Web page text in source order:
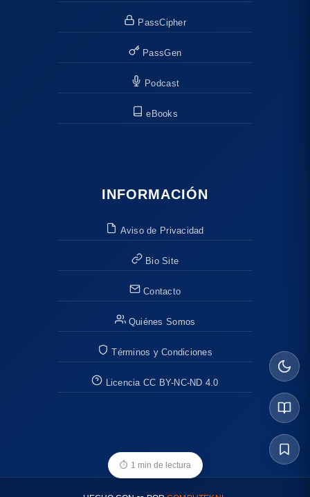
PassCipher
PassGen
Podcast
eBooks
INFORMACIÓN
Aviso de Privacidad
Bio Site
Contacto
Quiénes Somos
Términos y Condiciones
Licencia CC BY-NC-ND 4.0
⏱ 1 min de lectura